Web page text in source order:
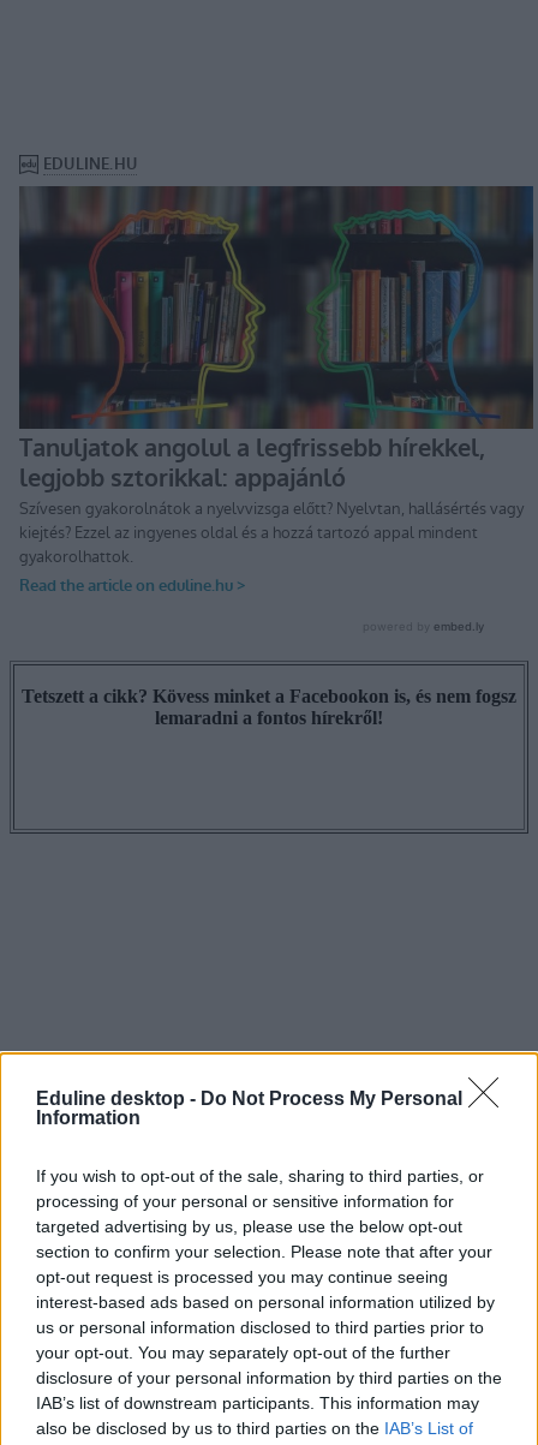
Eduline desktop - Do Not Process My Personal
Information
If you wish to opt-out of the sale, sharing to third parties, or
processing of your personal or sensitive information for
targeted advertising by us, please use the below opt-out
section to confirm your selection. Please note that after your
opt-out request is processed you may continue seeing
interest-based ads based on personal information utilized by
us or personal information disclosed to third parties prior to
your opt-out. You may separately opt-out of the further
disclosure of your personal information by third parties on the
IAB’s list of downstream participants. This information may
also be disclosed by us to third parties on the IAB’s List of
Tetszett a cikk? Kövess minket a Facebookon is, és nem fogsz
lemaradni a fontos hírekről!
nyelvtanulás
nyelvvizsga-bizonyítvány
akkreditált nyelvvizsga
belföld
akkreditált nyelvvizsgaközpontok